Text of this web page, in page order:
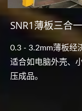
SNR1薄板三合
0.3 - 3.2mm薄板经
适合如电脑外壳、
压成品。